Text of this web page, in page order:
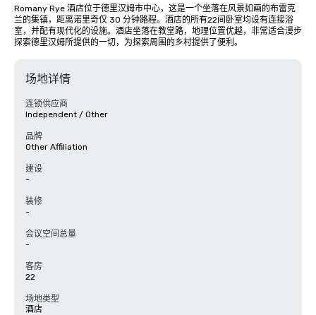
Romany Rye 酒店位于德里汉姆市中心，这是一个坐落在风景如画的布雷克
兰的集镇，距离诺里奇仅 30 分钟路程。酒店的所有22间卧室均设有连接浴
室，并配有现代化的设施。酒店坐落在教堂路，地理位置优越，非常适合漫步
探索德里汉姆所提供的一切，为探索周围的乡村提供了便利。
场地详情
连锁供应商
Independent / Other
品牌
Other Affiliation
建设
-
装修
-
会议空间总量
-
客房
22
场地类型
酒店